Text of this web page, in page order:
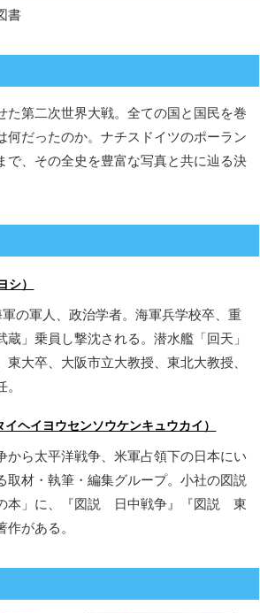
書
た第二次世界大戦。全ての国と国民を巻
何だったのか。ナチスドイツのポーラン
で、その全史を豊富な写真と共に辿る決
）
の軍人、政治学者。海軍兵学校卒、重
蔵」乗員し撃沈される。潜水艦「回天」
東大卒、大阪市立大教授、東北大教授、
ヘイヨウセンソウケンキュウカイ）
から太平洋戦争、米軍占領下の日本にい
取材・執筆・編集グループ。小社の図説
本」に、『図説 日中戦争』『図説 東
がある。